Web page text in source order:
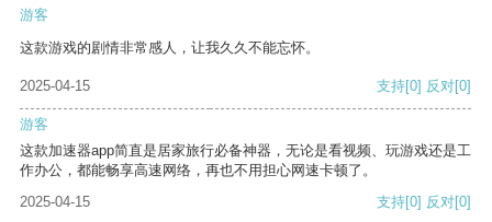
游客
这款游戏的剧情非常感人，让我久久不能忘怀。
2025-04-15 支持[0] 反对[0]
游客
这款加速器app简直是居家旅行必备神器，无论是看视频、玩游戏还是工
作办公，都能畅享高速网络，再也不用担心网速卡顿了。
2025-04-15
支持[0] 反对[0]